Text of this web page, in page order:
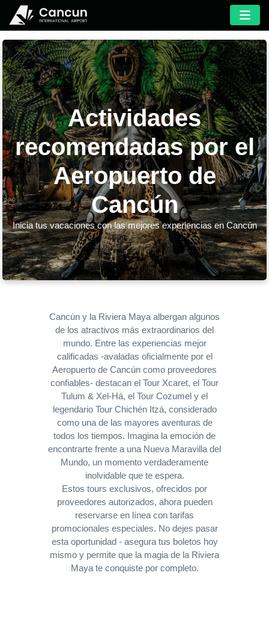
Actividades
recomendadas por el
Aeropuerto de
Cancún
Inicia tus vacaciones con las mejores experiencias en Cancún
Cancún y la Riviera Maya albergan algunos
de los atractivos más extraordinarios del
mundo. Entre las experiencias mejor
calificadas -avaladas oficialmente por el
Aeropuerto de Cancún como proveedores
confiables- destacan el Tour Xcaret, el Tour
Tulum & Xel-Há, el Tour Cozumel y el
legendario Tour Chichén Itzá, considerado
como una de las mayores aventuras de
todos los tiempos. Imagina la emoción de
encontrarte frente a una Nueva Maravilla del
Mundo, un momento verdaderamente
inolvidable que te espera.
Estos tours exclusivos, ofrecidos por
proveedores autorizados, ahora pueden
reservarse en línea con tarifas
promocionales especiales. No dejes pasar
esta oportunidad - asegura tus boletos hoy
mismo y permite que la magia de la Riviera
Maya te conquiste por completo.